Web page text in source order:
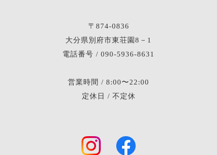
〒874-0836
大分県別府市東荘園8－1
電話番号 / 090-5936-8631
営業時間 / 8:00〜22:00
定休日 / 不定休